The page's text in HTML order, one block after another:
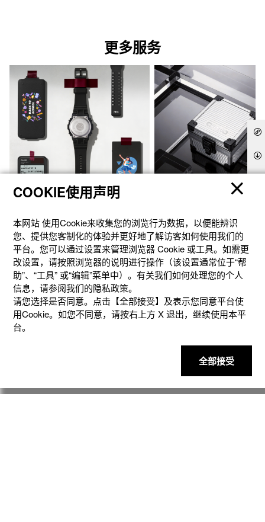
更多服务
官方商城个性定制 礼想之选
COOKIE使用声明
本网站 使⽤Cookie来收集您的浏览⾏为数据，以便能辨识
您、提供您客制化的体验并更好地了解访客如何使⽤我们的
平台。您可以通过设置来管理浏览器 Cookie 或⼯具。如需更
改设置，请按照浏览器的说明进⾏操作（该设置通常位于“帮
助”、“⼯具” 或“编辑”菜单中）。有关我们如何处理您的个⼈
信息，请参阅我们的隐私政策。
请您选择是否同意。点击【全部接受】及表示您同意平台使
用Cookie。如您不同意，请按右上⽅ X 退出，继续使⽤本平
台。
全部接受